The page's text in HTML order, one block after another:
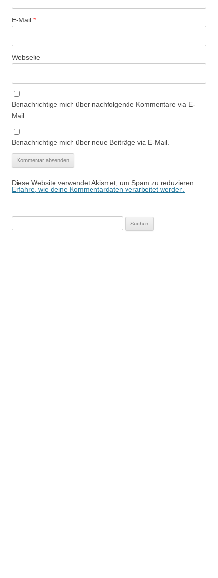
E-Mail *
Webseite
Benachrichtige mich über nachfolgende Kommentare via E-
Mail.
Benachrichtige mich über neue Beiträge via E-Mail.
Diese Website verwendet Akismet, um Spam zu reduzieren.
Erfahre, wie deine Kommentardaten verarbeitet werden.